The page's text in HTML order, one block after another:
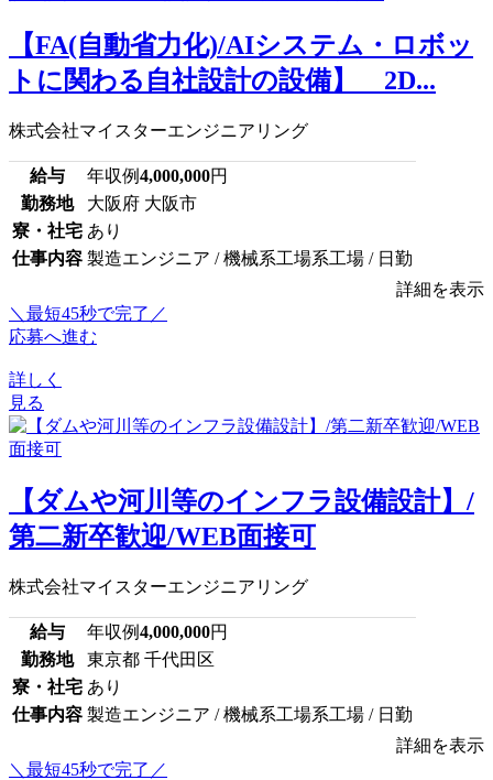
【FA(自動省力化)/AIシステム・ロボッ
トに関わる自社設計の設備】 2D...
株式会社マイスターエンジニアリング
給与 年収例4,000,000円
勤務地
大阪府 大阪市
寮・社宅 あり
仕事内容 製造エンジニア / 機械系工場系工場 / 日勤
詳細を表示
＼最短45秒で完了／
応募へ進む
詳しく
見る
【ダムや河川等のインフラ設備設計】/
第二新卒歓迎/WEB面接可
株式会社マイスターエンジニアリング
給与 年収例4,000,000円
勤務地
東京都 千代田区
寮・社宅 あり
仕事内容 製造エンジニア / 機械系工場系工場 / 日勤
詳細を表示
＼最短45秒で完了／